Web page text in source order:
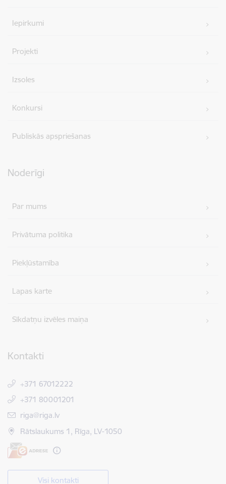
Iepirkumi
Projekti
Izsoles
Konkursi
Publiskās apspriešanas
Noderīgi
Par mums
Privātuma politika
Piekļūstamība
Lapas karte
Sīkdatņu izvēles maiņa
Kontakti
+371 67012222
+371 80001201
E-pasts:
riga@riga.lv
Rātslaukums 1, Rīga, LV-1050
Visi kontakti